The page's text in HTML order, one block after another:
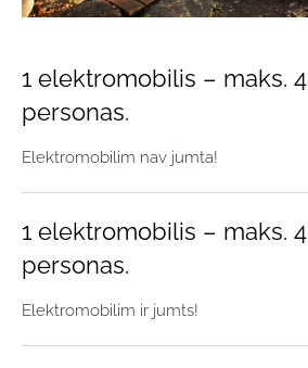
1 elektromobilis – maks. 4
personas.
Elektromobilim nav jumta!
1 elektromobilis – maks. 4
personas.
Elektromobilim ir jumts!